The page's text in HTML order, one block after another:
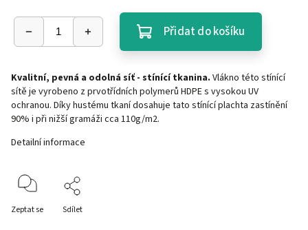
Přidat do košíku
Kvalitní, pevná a odolná síť - stínící tkanina. Vlákno této stínící
sítě je vyrobeno z prvotřídních polymerů HDPE s vysokou UV
ochranou. Díky hustému tkaní dosahuje tato stínící plachta zastínění
90% i při nižší gramáži cca 110g/m2.
Detailní informace
Zeptat se Sdílet